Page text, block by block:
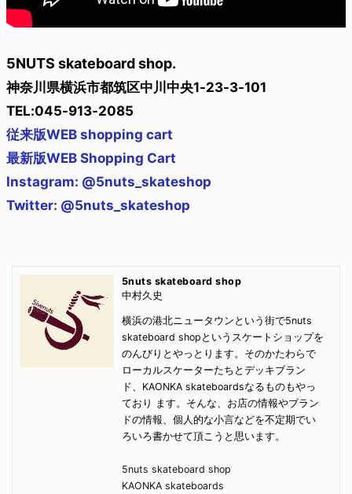
5NUTS skateboard shop.
神奈川県横浜市都筑区中川中央1-23-3-101
TEL:045-913-2085
従来版WEB shopping cart
最新版WEB Shopping Cart
Instagram: @5nuts_skateshop
Twitter: @5nuts_skateshop
5nuts skateboard shop
中村久史
横浜の港北ニュータウンという街で5nuts
skateboard shopというスケートショップを
のんびりとやっとります。そのかたわらで
ローカルスケーターたちとデッキブラン
ド、KAONKA skateboardsなるものもやっ
ており ます。そんな、お店の情報やブラン
ドの情報、個人的な小言などを不定期でい
ろいろ書かせて頂こうと思います。
5nuts skateboard shop
KAONKA skateboards